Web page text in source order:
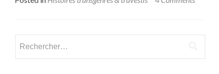
about
d’Hélène